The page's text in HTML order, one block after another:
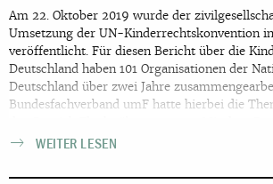
Bildungszugang für 18-25-Jährige muss
Diskriminierungen erfolgen nach wie vor im
im Bildungssystem aber auch im Kontext von
Gerade hier zeigt sich, dass ein
junge- Geflüchtete kriminalisiert,
Praxis nimmt. Diesen Entwicklungen
ist Aufgabe einer starken Jugendhilfe und
auch für begleitete Minderjährige und ihre
Am 22. Oktober 2019 wurde der
Umsetzung der UN-Kinderrechtskonvention
veröffentlicht. Für diesen Bericht über die
Deutschland haben 101 Organisationen der
Deutschland über zwei Jahre
Bundesfachverband umF hatte hierbei die
National Coalition Deutschland zum vierten
Bundesregierung, der am 4. April 2019
WEITER LESEN